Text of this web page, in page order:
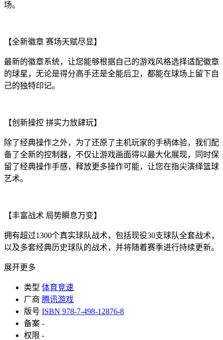
场。
【全新徽章 赛场天赋尽显】
最新的徽章系统，让您能够根据自己的游戏风格选择适配徽章
的球星，无论是得分高手还是全能后卫，都能在球场上留下自
己的独特印记。
【创新操控 拼实力放肆玩】
除了经典操作之外，为了还原了主机玩家的手柄体验，我们配
备了全新的控制器，不仅让游戏画面得以最大化展现，同时保
留了经典操作手感，释放更多操作可能，让您在指尖演绎篮球
艺术。
【丰富战术 局势瞬息万变】
拥有超过1300个真实球队战术，包括现役30支球队全套战术，
以及多套经典历史球队的战术，并将随着赛季进行持续更新。
展开更多
类型 体育竞速
厂商 腾讯游戏
版号 ISBN 978-7-498-12876-8
备案 -
权限 -